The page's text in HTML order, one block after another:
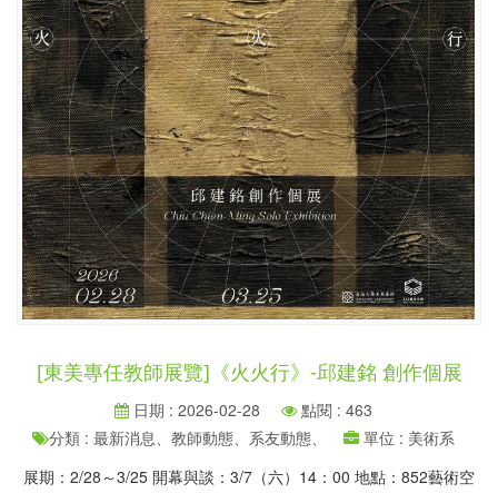
[東美專任教師展覽]《火火行》-邱建銘 創作個展
日期 : 2026-02-28
點閱 : 463
分類 : 最新消息、教師動態、系友動態、
單位 : 美術系
展期：2/28～3/25 開幕與談：3/7（六）14：00 地點：852藝術空